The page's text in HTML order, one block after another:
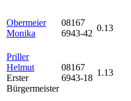
Obermeier
Monika
08167
6943-42
0.13
Priller
Helmut
Erster
Bürgermeister
08167
6943-18
1.13